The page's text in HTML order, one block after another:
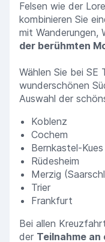
Felsen wie der
kombinieren Sie
mit Wanderungen,
der berühmten
Wählen Sie bei SE
wunderschönen
Auswahl der
Koblenz
Cochem
Bernkastel-Kues
Rüdesheim
Merzig
Trier
Frankfurt
Bei allen
der Teilnahme